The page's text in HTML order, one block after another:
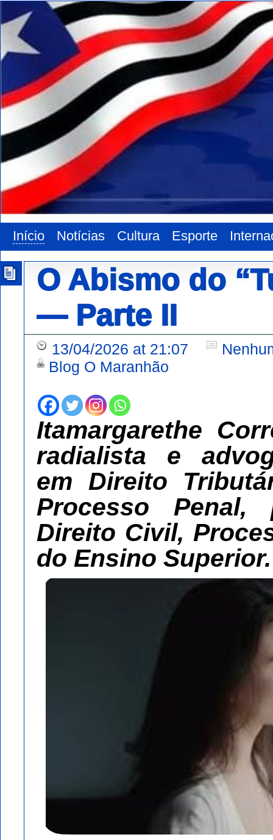
Início Notícias Cultura Esporte
O Abismo do
— Parte II
13/04/2026 at 21:07
Blog O Maranhão
Itamargarethe
radialista e
em Direito
Processo Penal,
Direito Civil,
do Ensino Superior.